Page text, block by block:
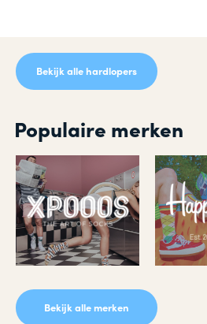
Bekijk alle hardlopers
Populaire merken
Bekijk alle merken